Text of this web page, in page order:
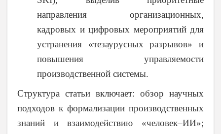
направления организационных,
кадровых и цифровых мероприятий для
устранения «тезаурусных разрывов» и
повышения управляемости
производственной системы.
Структура статьи включает: обзор научных
подходов к формализации производственных
знаний и взаимодействию «человек–ИИ»;